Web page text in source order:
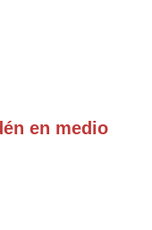
en medio